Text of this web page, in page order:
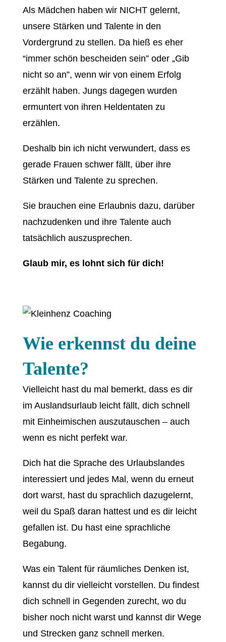
Als Mädchen haben wir NICHT gelernt,
unsere Stärken und Talente in den
Vordergrund zu stellen. Da hieß es eher
“immer schön bescheiden sein” oder „Gib
nicht so an”, wenn wir von einem Erfolg
erzählt haben. Jungs dagegen wurden
ermuntert von ihren Heldentaten zu
erzählen.
Deshalb bin ich nicht verwundert, dass es
gerade Frauen schwer fällt, über ihre
Stärken und Talente zu sprechen.
Sie brauchen eine Erlaubnis dazu, darüber
nachzudenken und ihre Talente auch
tatsächlich auszusprechen.
Glaub mir, es lohnt sich für dich!
Wie erkennst du deine
Talente?
Vielleicht hast du mal bemerkt, dass es dir
im Auslandsurlaub leicht fällt, dich schnell
mit Einheimischen auszutauschen – auch
wenn es nicht perfekt war.
Dich hat die Sprache des Urlaubslandes
interessiert und jedes Mal, wenn du erneut
dort warst, hast du sprachlich dazugelernt,
weil du Spaß daran hattest und es dir leicht
gefallen ist. Du hast eine sprachliche
Begabung.
Was ein Talent für räumliches Denken ist,
kannst du dir vielleicht vorstellen. Du findest
dich schnell in Gegenden zurecht, wo du
bisher noch nicht warst und kannst dir Wege
und Strecken ganz schnell merken.